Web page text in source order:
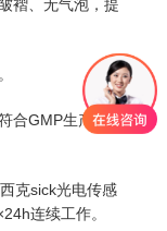
褶、无气泡，提
合GMP生产要
克sick光电传感
连续工作。